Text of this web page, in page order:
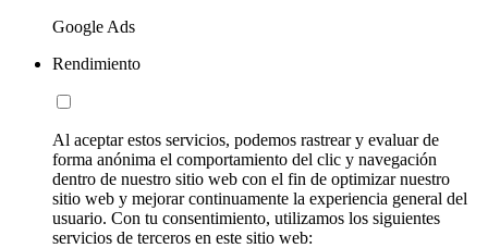
Google Ads
Rendimiento
Al aceptar estos servicios, podemos rastrear y evaluar de
forma anónima el comportamiento del clic y navegación
dentro de nuestro sitio web con el fin de optimizar nuestro
sitio web y mejorar continuamente la experiencia general del
usuario. Con tu consentimiento, utilizamos los siguientes
servicios de terceros en este sitio web: